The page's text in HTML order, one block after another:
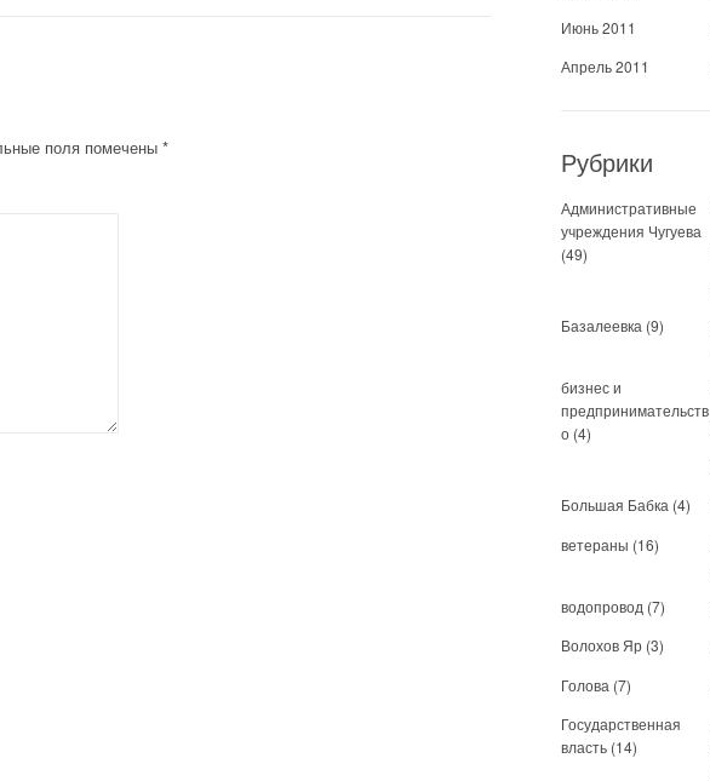
поля помечены *
Июнь 2011
Апрель 2011
Рубрики
Административные
учреждения Чугуева
(49)
Базалеевка (9)
бизнес и
предпринимательств
о (4)
Большая Бабка (4)
ветераны (16)
водопровод (7)
Волохов Яр (3)
Голова (7)
Государственная
власть (14)